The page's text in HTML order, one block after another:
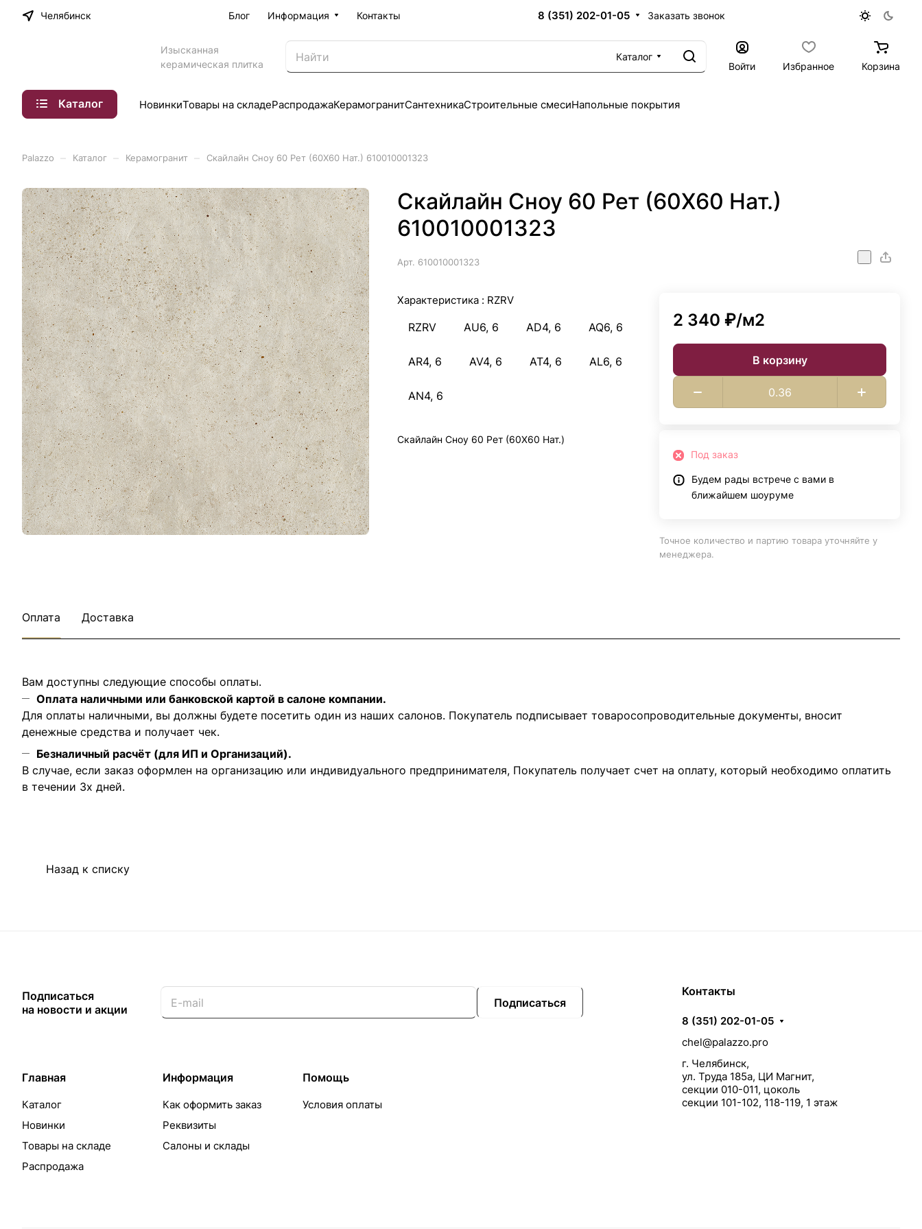
Челябинск Блог Информация Контакты 8 (351) 202-01-05 Заказать звонок
Изысканная
керамическая плитка
Каталог
Войти
Избранное Корзина
Каталог НовинкиТовары на складеРаспродажаКерамогранитСантехникаСтроительные смесиНапольные покрытия
Palazzo Каталог Керамогранит Скайлайн Сноу 60 Рет (60X60 Нат.) 610010001323
Скайлайн Сноу 60 Рет (60X60 Нат.)
610010001323
Арт. 610010001323
Характеристика : RZRV
RZRV AU6, 6 AD4, 6 AQ6, 6
AR4, 6 AV4, 6 AT4, 6 AL6, 6
AN4, 6
Скайлайн Сноу 60 Рет (60X60 Нат.)
2 340 ₽/м2
В корзину
Под заказ
Будем рады встрече с вами в
ближайшем шоуруме
Точное количество и партию товара уточняйте у
менеджера.
Оплата Доставка
Вам доступны следующие способы оплаты.
Оплата наличными или банковской картой в салоне компании.
Для оплаты наличными, вы должны будете посетить один из наших салонов. Покупатель подписывает товаросопроводительные документы, вносит
денежные средства и получает чек.
Безналичный расчёт (для ИП и Организаций).
В случае, если заказ оформлен на организацию или индивидуального предпринимателя, Покупатель получает счет на оплату, который необходимо оплатить
в течении 3х дней.
Назад к списку
Подписаться
на новости и акции
Подписаться
Главная
Каталог
Новинки
Товары на складе
Распродажа
Информация
Как оформить заказ
Реквизиты
Салоны и склады
Помощь
Условия оплаты
Контакты
8 (351) 202-01-05
chel@palazzo.pro
г. Челябинск,
ул. Труда 185а, ЦИ Магнит,
секции 010-011, цоколь
секции 101-102, 118-119, 1 этаж